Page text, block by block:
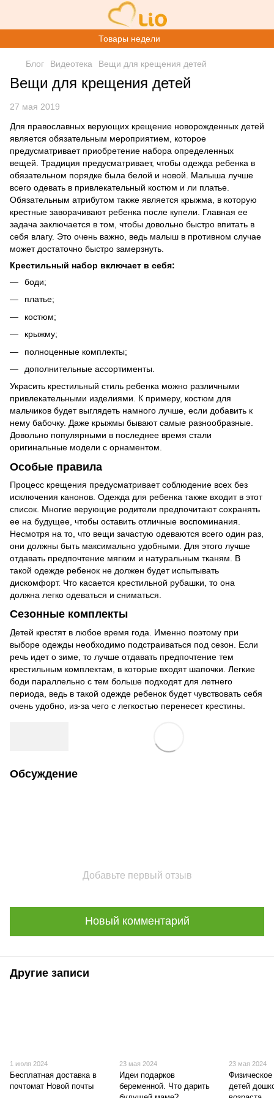
Товары недели
Блог Видеотека Вещи для крещения детей
Вещи для крещения детей
27 мая 2019
Для православных верующих крещение новорожденных детей
является обязательным мероприятием, которое
предусматривает приобретение набора определенных
вещей. Традиция предусматривает, чтобы одежда ребенка в
обязательном порядке была белой и новой. Малыша лучше
всего одевать в привлекательный костюм и ли платье.
Обязательным атрибутом также является крыжма, в которую
крестные заворачивают ребенка после купели. Главная ее
задача заключается в том, чтобы довольно быстро впитать в
себя влагу. Это очень важно, ведь малыш в противном случае
может достаточно быстро замерзнуть.
Крестильный набор включает в себя:
боди;
платье;
костюм;
крыжму;
полноценные комплекты;
дополнительные ассортименты.
Украсить крестильный стиль ребенка можно различными
привлекательными изделиями. К примеру, костюм для
мальчиков будет выглядеть намного лучше, если добавить к
нему бабочку. Даже крыжмы бывают самые разнообразные.
Довольно популярными в последнее время стали
оригинальные модели с орнаментом.
Особые правила
Процесс крещения предусматривает соблюдение всех без
исключения канонов. Одежда для ребенка также входит в этот
список. Многие верующие родители предпочитают сохранять
ее на будущее, чтобы оставить отличные воспоминания.
Несмотря на то, что вещи зачастую одеваются всего один раз,
они должны быть максимально удобными. Для этого лучше
отдавать предпочтение мягким и натуральным тканям. В
такой одежде ребенок не должен будет испытывать
дискомфорт. Что касается крестильной рубашки, то она
должна легко одеваться и сниматься.
Сезонные комплекты
Детей крестят в любое время года. Именно поэтому при
выборе одежды необходимо подстраиваться под сезон. Если
речь идет о зиме, то лучше отдавать предпочтение тем
крестильным комплектам, в которые входят шапочки. Легкие
боди параллельно с тем больше подходят для летнего
периода, ведь в такой одежде ребенок будет чувствовать себя
очень удобно, из-за чего с легкостью перенесет крестины.
Обсуждение
Добавьте первый отзыв
Новый комментарий
Другие записи
1 июля 2024
Бесплатная доставка в
почтомат Новой почты
23 мая 2024
Идеи подарков
беременной. Что дарить
23 мая 2024
Физическое
детей